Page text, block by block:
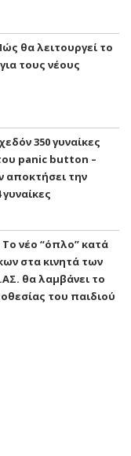
θα λειτουργεί το
τους νέους
350 γυναίκες
panic button –
αποκτήσει την
νέο “όπλο” κατά
στα κινητά των
θα λαμβάνει το
του παιδιού